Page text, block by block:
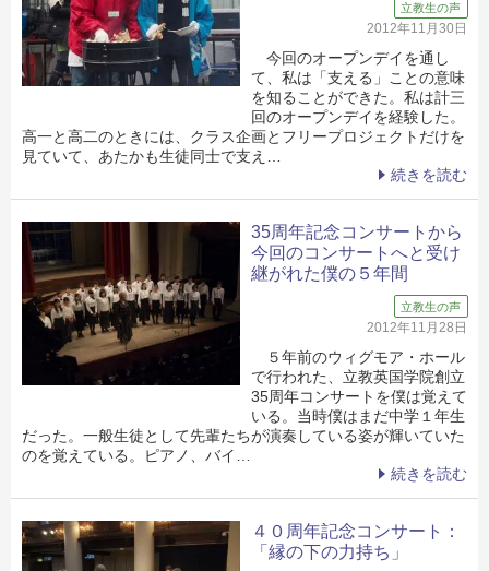
立教生の声
2012年11月30日
今回のオープンデイを通し
て、私は「支える」ことの意味
を知ることができた。私は計三
回のオープンデイを経験した。
高一と高二のときには、クラス企画とフリープロジェクトだけを
見ていて、あたかも生徒同士で支え…
続きを読む
35周年記念コンサートから
今回のコンサートへと受け
継がれた僕の５年間
立教生の声
2012年11月28日
５年前のウィグモア・ホール
で行われた、立教英国学院創立
35周年コンサートを僕は覚えて
いる。当時僕はまだ中学１年生
だった。一般生徒として先輩たちが演奏している姿が輝いていた
のを覚えている。ピアノ、バイ…
続きを読む
４０周年記念コンサート：
「縁の下の力持ち」